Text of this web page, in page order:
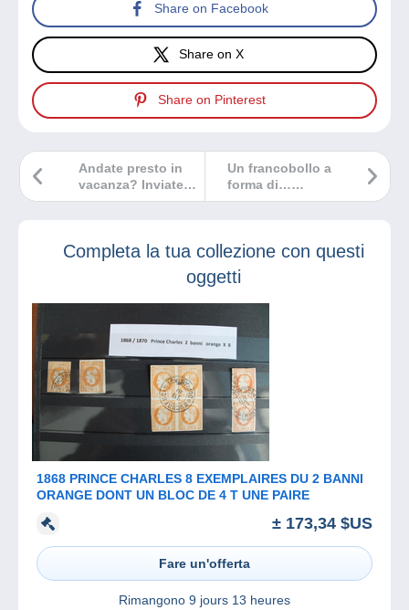
Share on Facebook
Share on X
Share on Pinterest
Un francobollo a
forma di…
mascherina FFP2!
Andate presto in
vacanza? Inviate
cartoline!
Completa la tua collezione con questi
oggetti
1868 PRINCE CHARLES 8 EXEMPLAIRES DU 2 BANNI
ORANGE DONT UN BLOC DE 4 T UNE PAIRE
± 173,34 $US
Fare un'offerta
Rimangono 9 jours 13 heures